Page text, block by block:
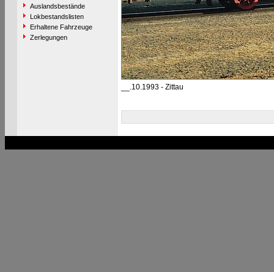
Auslandsbestände
Lokbestandslisten
Erhaltene Fahrzeuge
Zerlegungen
__.10.1993 - Zittau